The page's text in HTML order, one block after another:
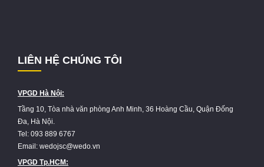
LIÊN HỆ CHÚNG TÔI
VPGD Hà Nội:
Tầng 10, Tòa nhà văn phòng Anh Minh, 36 Hoàng Cầu, Quận Đống
Đa, Hà Nội.
Tel: 093 889 6767
Email: wedojsc@wedo.vn
VPGD Tp.HCM: